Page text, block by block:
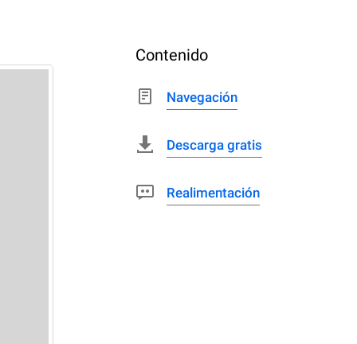
Contenido
Navegación
Descarga gratis
Realimentación